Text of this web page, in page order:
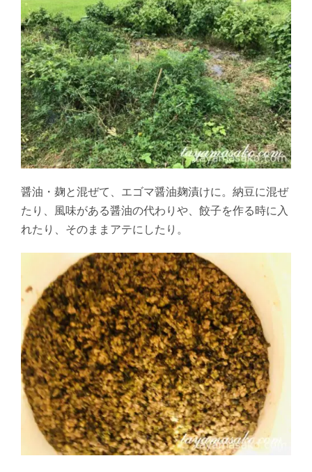
醤油・麹と混ぜて、エゴマ醤油麹漬けに。納豆に混ぜ
たり、風味がある醤油の代わりや、餃子を作る時に入
れたり、そのままアテにしたり。